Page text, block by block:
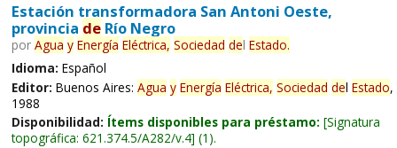
Estación transformadora San Antoni Oeste,
provincia deRío Negro
por Agua y Energía Eléctrica, Sociedad del Estado.
Idioma: Español
Editor: Buenos Aires: Agua y Energía Eléctrica, Sociedad del Estado,
1988
Disponibilidad: Ítems disponibles para préstamo: Signatura
topográfica: 621.374.5/A282/v.4 (1).